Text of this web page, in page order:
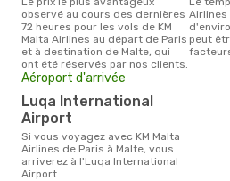
observé au cours des dernières
72 heures pour les vols de KM
Malta Airlines au départ de Paris
et à destination de Malte, qui
ont été réservés par nos clients.
Airlines
peut
Aéroport d'arrivée
Luqa International
Airport
Si vous voyagez avec KM Malta
Airlines de Paris à Malte, vous
arriverez à l'Luqa International
Airport.